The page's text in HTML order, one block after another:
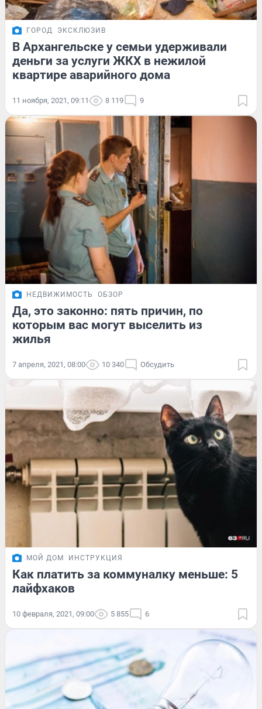
ГОРОД ЭКСКЛЮЗИВ
В Архангельске у семьи удерживали
деньги за услуги ЖКХ в нежилой
квартире аварийного дома
11 ноября, 2021, 09:11 8 119 9
НЕДВИЖИМОСТЬ ОБЗОР
Да, это законно: пять причин, по
которым вас могут выселить из
жилья
7 апреля, 2021, 08:00 10 340 Обсудить
МОЙ ДОМ ИНСТРУКЦИЯ
Как платить за коммуналку меньше: 5
лайфхаков
10 февраля, 2021, 09:00 5 855 6